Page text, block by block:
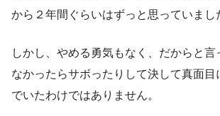
から２年間ぐらいはずっと思っていまし
しかし、やめる勇気もなく、だからと言
なかったらサボったりして決して真面目
でいたわけではありません。